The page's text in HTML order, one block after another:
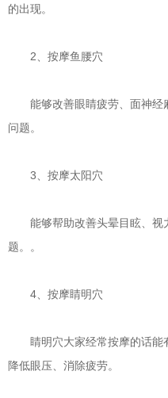
的出现。
2、按摩鱼腰穴
能够改善眼睛疲劳、面神经
问题。
3、按摩太阳穴
能够帮助改善头晕目眩、视
题。。
4、按摩睛明穴
睛明穴大家经常按摩的话能
降低眼压、消除疲劳。